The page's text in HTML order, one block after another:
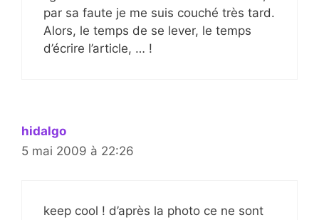
par sa faute je me suis couché très tard.
Alors, le temps de se lever, le temps
d’écrire l’article, … !
hidalgo
5 mai 2009 à 22:26
keep cool ! d’après la photo ce ne sont